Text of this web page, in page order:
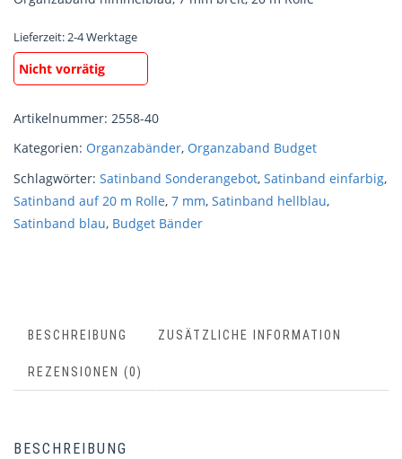
Lieferzeit:2-4 Werktage
Nicht vorrätig
Artikelnummer: 2558-40
Kategorien: Organzabänder, Organzaband Budget
Schlagwörter: Satinband Sonderangebot, Satinband einfarbig,
Satinband auf 20 m Rolle, 7 mm, Satinband hellblau,
Satinband blau, Budget Bänder
BESCHREIBUNG ZUSÄTZLICHE INFORMATION
REZENSIONEN (0)
BESCHREIBUNG